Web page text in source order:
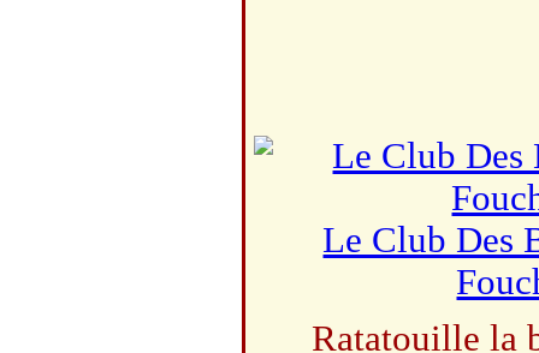
Le Club Des
Ratatouille la